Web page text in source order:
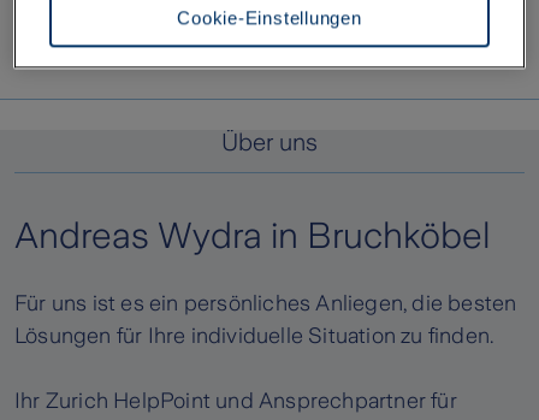
Über uns
Andreas Wydra in Bruchköbel
Für uns ist es ein persönliches Anliegen, die besten
Lösungen für Ihre individuelle Situation zu finden.
Ihr Zurich HelpPoint und Ansprechpartner für
sowie Ihre Betroffenenrechte nicht durchgesetzt werden können- Ihre
Einwilligung können Sie jederzeit über die Cookie Einstellungen mit Wirkung
für die Zukunft widerrufen. Weitere Informationen zu Cookies und der
Widerrufsmöglichkeit finden Sie unter den folgenden Links Datenschutz
Cookie-Einstellungen